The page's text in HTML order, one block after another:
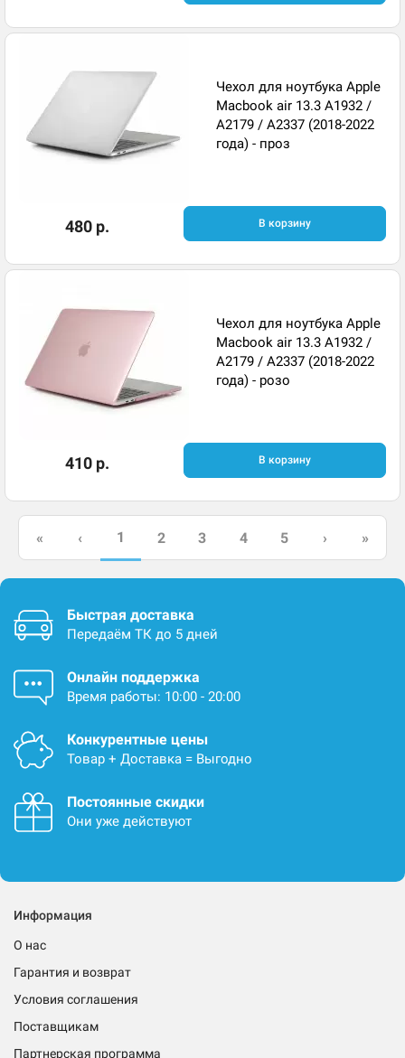
Чехол для ноутбука Apple
Macbook air 13.3 A1932 /
A2179 / A2337 (2018-2022
года) - проз
480 р. В корзину
Чехол для ноутбука Apple
Macbook air 13.3 A1932 /
A2179 / A2337 (2018-2022
года) - розо
410 р. В корзину
« ‹ 1 2 3 4 5 › »
Быстрая доставка
Передаём ТК до 5 дней
Онлайн поддержка
Время работы: 10:00 - 20:00
Конкурентные цены
Товар + Доставка = Выгодно
Постоянные скидки
Они уже действуют
Информация
О нас
Гарантия и возврат
Условия соглашения
Поставщикам
Партнерская программа